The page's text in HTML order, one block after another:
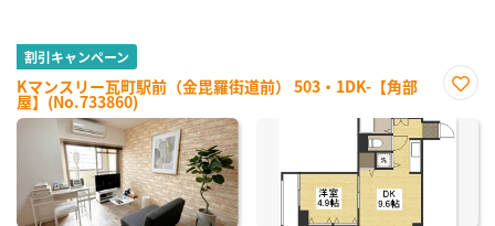
割引キャンペーン
Kマンスリー瓦町駅前（金毘羅街道前） 503・1DK-【角部
屋】(No.733860)
に入
り登